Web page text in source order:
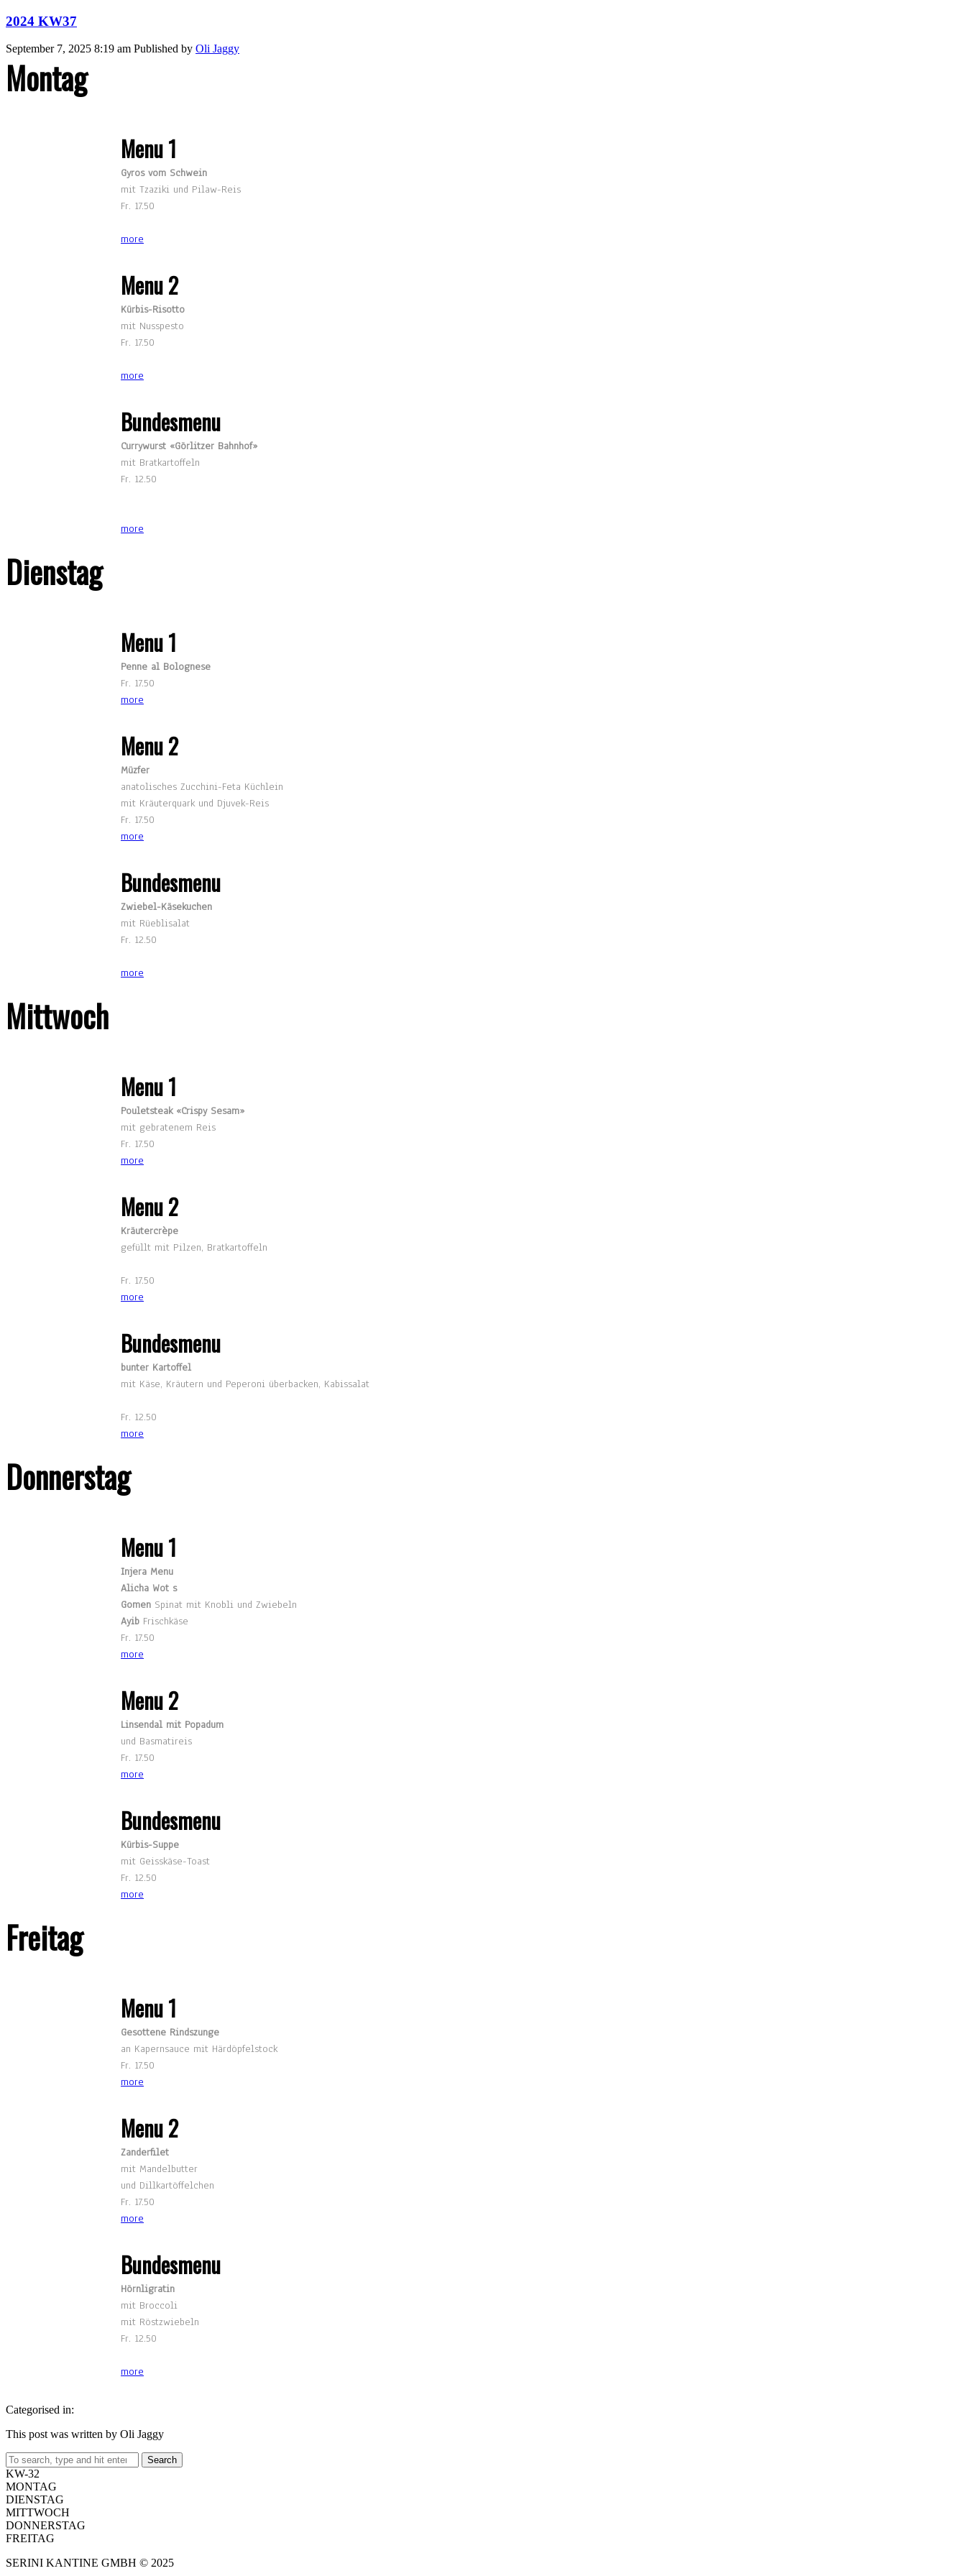
2024 KW37
September 7, 2025 8:19 am Published by Oli Jaggy
Montag
Menu 1
Gyros vom Schwein
mit Tzaziki und Pilaw-Reis
Fr. 17.50
more
Menu 2
Kürbis-Risotto
mit Nusspesto
Fr. 17.50
more
Bundesmenu
Currywurst «Görlitzer Bahnhof»
mit Bratkartoffeln
Fr. 12.50
more
Dienstag
Menu 1
Penne al Bolognese
Fr. 17.50
more
Menu 2
Müzfer
anatolisches Zucchini-Feta Küchlein
mit Kräuterquark und Djuvek-Reis
Fr. 17.50
more
Bundesmenu
Zwiebel-Käsekuchen
mit Rüeblisalat
Fr. 12.50
more
Mittwoch
Menu 1
Pouletsteak «Crispy Sesam»
mit gebratenem Reis
Fr. 17.50
more
Menu 2
Kräutercrèpe
gefüllt mit Pilzen, Bratkartoffeln
Fr. 17.50
more
Bundesmenu
bunter Kartoffel
mit Käse, Kräutern und Peperoni überbacken, Kabissalat
Fr. 12.50
more
Donnerstag
Menu 1
Injera Menu
Alicha Wot s
Gomen Spinat mit Knobli und Zwiebeln
Ayib Frischkäse
Fr. 17.50
more
Menu 2
Linsendal mit Popadum
und Basmatireis
Fr. 17.50
more
Bundesmenu
Kürbis-Suppe
mit Geisskäse-Toast
Fr. 12.50
more
Freitag
Menu 1
Gesottene Rindszunge
an Kapernsauce mit Härdöpfelstock
Fr. 17.50
more
Menu 2
Zanderfilet
mit Mandelbutter
und Dillkartöffelchen
Fr. 17.50
more
Bundesmenu
Hörnligratin
mit Broccoli
mit Röstzwiebeln
Fr. 12.50
more
Categorised in:
This post was written by Oli Jaggy
Search
KW-32
MONTAG
DIENSTAG
MITTWOCH
DONNERSTAG
FREITAG
SERINI KANTINE GMBH © 2025